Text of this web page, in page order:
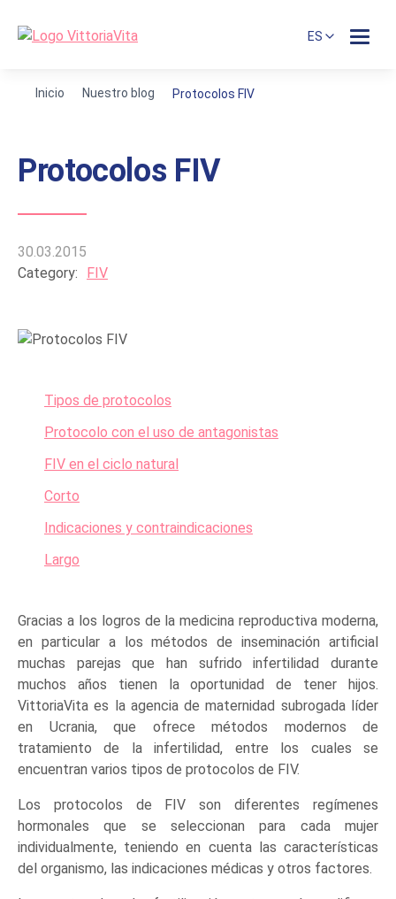
ES
Inicio Nuestro blog Protocolos FIV
Protocolos FIV
30.03.2015
Category:
FIV
Tipos de protocolos
Protocolo con el uso de antagonistas
FIV en el ciclo natural
Corto
Indicaciones y contraindicaciones
Largo
Gracias a los logros de la medicina reproductiva moderna,
en particular a los métodos de inseminación artificial
muchas parejas que han sufrido infertilidad durante
muchos años tienen la oportunidad de tener hijos.
VittoriaVita es la agencia de maternidad subrogada líder
en Ucrania, que ofrece métodos modernos de
tratamiento de la infertilidad, entre los cuales se
encuentran varios tipos de protocolos de FIV.
Los protocolos de FIV son diferentes regímenes
hormonales que se seleccionan para cada mujer
individualmente, teniendo en cuenta las características
del organismo, las indicaciones médicas y otros factores.